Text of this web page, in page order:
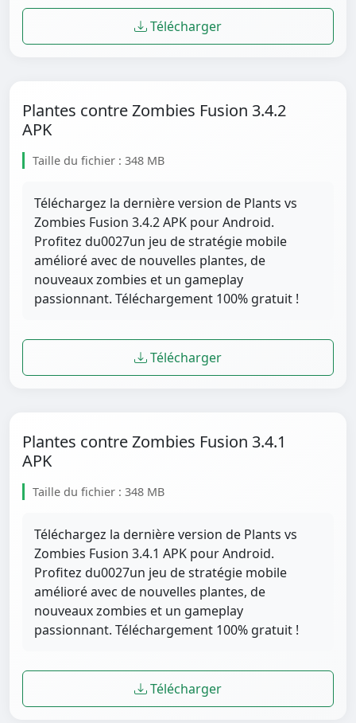
Télécharger
Plantes contre Zombies Fusion 3.4.2
APK
Taille du fichier : 348 MB
Téléchargez la dernière version de Plants vs
Zombies Fusion 3.4.2 APK pour Android.
Profitez du0027un jeu de stratégie mobile
amélioré avec de nouvelles plantes, de
nouveaux zombies et un gameplay
passionnant. Téléchargement 100% gratuit !
Télécharger
Plantes contre Zombies Fusion 3.4.1
APK
Taille du fichier : 348 MB
Téléchargez la dernière version de Plants vs
Zombies Fusion 3.4.1 APK pour Android.
Profitez du0027un jeu de stratégie mobile
amélioré avec de nouvelles plantes, de
nouveaux zombies et un gameplay
passionnant. Téléchargement 100% gratuit !
Télécharger